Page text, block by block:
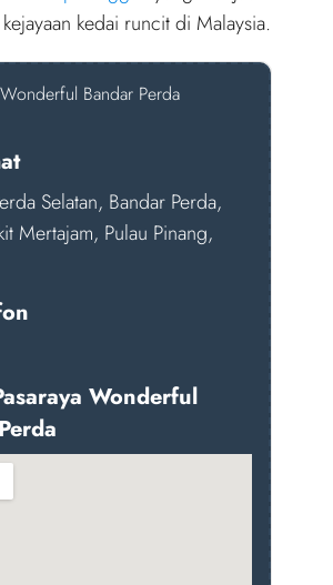
kedai runcit di Malaysia.
Selatan, Bandar Perda,
Mertajam, Pulau Pinang,
Wonderful